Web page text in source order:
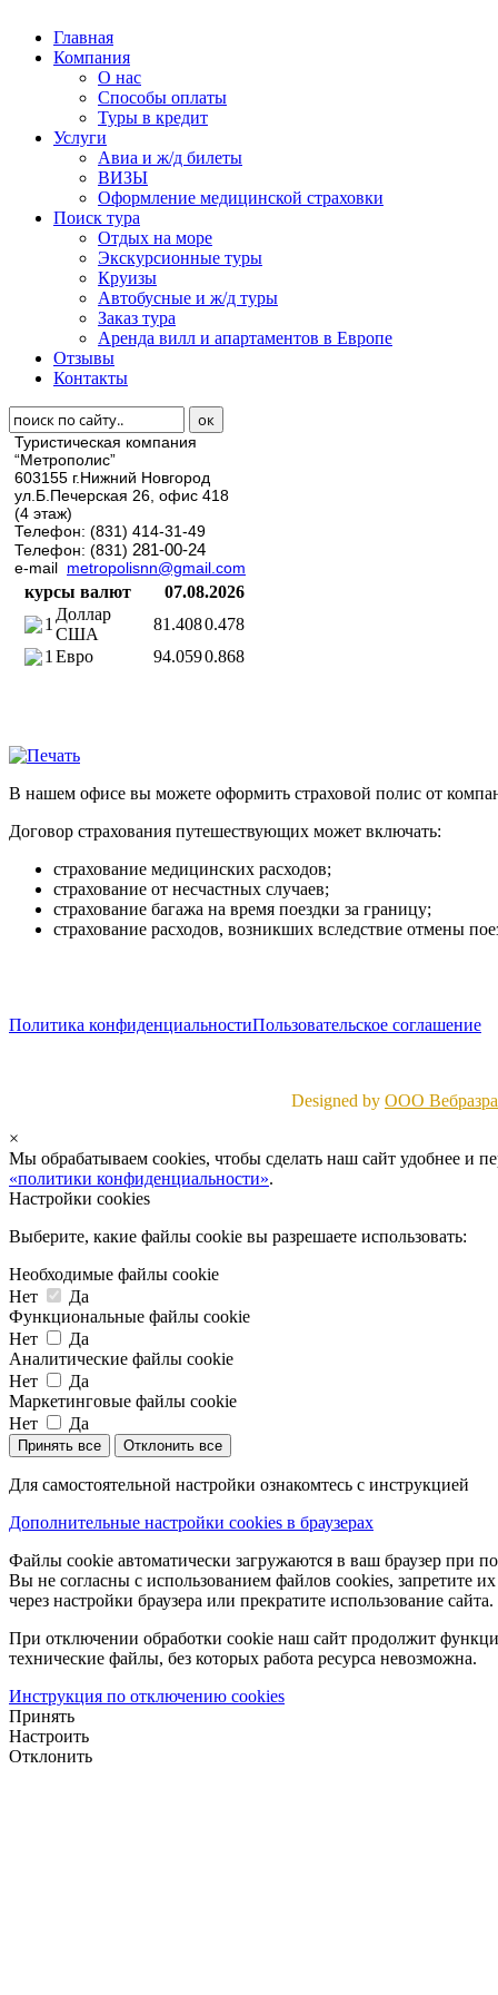
Главная
Компания
О нас
Способы оплаты
Туры в кредит
Услуги
Авиа и ж/д билеты
ВИЗЫ
Оформление медицинской страховки
Поиск тура
Отдых на море
Экскурсионные туры
Круизы
Автобусные и ж/д туры
Заказ тура
Аренда вилл и апартаментов в Европе
Отзывы
Контакты
Туристическая компания
“Метрополис”
603155 г.Нижний Новгород
ул.Б.Печерская 26, офис 418
(4 этаж)
Телефон: (831) 414-31-49
Телефон: (831) 281-00-24
e-mail metropolisnn@gmail.com
курсы валют
07.08.2026
1
Доллар
США
81.4080.478
1 Евро 94.0590.868
В нашем офисе вы можете оформить страховой полис от
Договор страхования путешествующих может включать:
страхование медицинских расходов;
страхование от несчастных случаев;
страхование багажа на время поездки за границу;
страхование расходов, возникших вследствие отмены
Политика конфиденциальностиПользовательское соглашение
Designed by ООО
×
Мы обрабатываем cookies, чтобы сделать наш сайт удобнее и
«политики конфиденциальности».
Настройки cookies
Выберите, какие файлы cookie вы разрешаете использовать:
Необходимые файлы cookie
Нет
Да
Функциональные файлы cookie
Нет
Да
Аналитические файлы cookie
Нет
Да
Маркетинговые файлы cookie
Нет
Да
Принять все Отклонить все
Для самостоятельной настройки ознакомтесь с инструкцией
Дополнительные настройки cookies в браузерах
Файлы cookie автоматически загружаются в ваш браузер при
Вы не согласны с использованием файлов cookies, запретите
через настройки браузера или прекратите использование сайта.
При отключении обработки cookie наш сайт продолжит
технические файлы, без которых работа ресурса невозможна.
Инструкция по отключению cookies
Принять
Настроить
Отклонить